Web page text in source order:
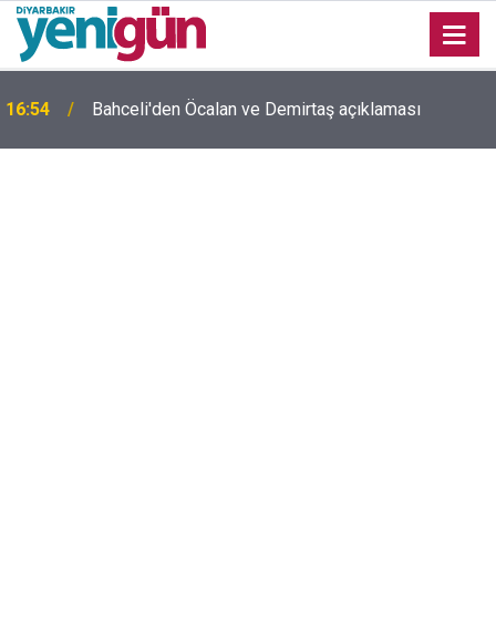
16:54 Bahceli'den Öcalan ve Demirtaş açıklaması